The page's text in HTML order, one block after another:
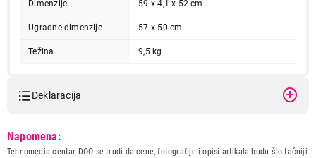
Dimenzije 59 x 4,1 x 52 cm
Ugradne dimenzije 57 x 50 cm
Težina 9,5 kg
Deklaracija
Naziv i vrsta robe:
UGRADNA PLOCA
Napomena:
Tehnomedia centar DOO se trudi da cene, fotografije i opisi artikala budu što tačniji
16.990,00
Proizvod je dodat u korpu.
Ukupno u korpi: